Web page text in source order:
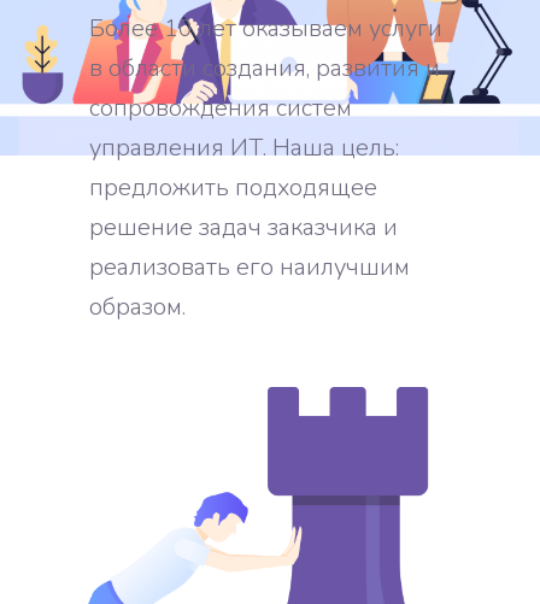
Более 10 лет оказываем услуги
в области создания, развития и
сопровождения систем
управления ИТ. Наша цель:
предложить подходящее
решение задач заказчика и
реализовать его наилучшим
образом.